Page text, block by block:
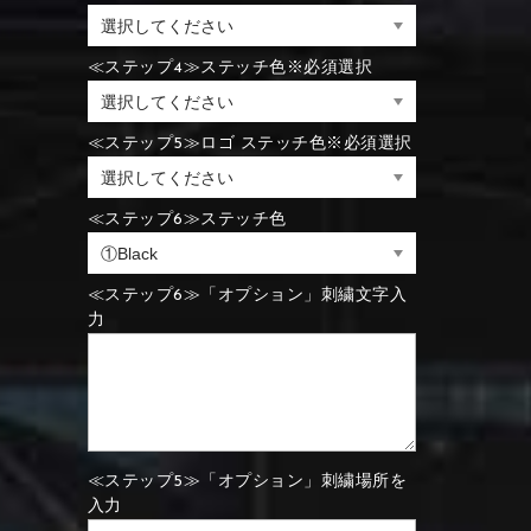
⑮Wine red ⑯Carbon
⑪Black
⑮Wine red ⑯Carbon
⑪Black ⑫Ivory
⑪Blue ⑫Aqua blue
⑮Rose pink ⑯White
⑪Blue ⑫Aqua blue
⑮Rose pink ⑯White
≪ステップ4≫ステッチ色※必須選択
≪ステップ5≫ロゴ ステッチ色※必須選択
≪ステップ6≫ステッチ色
≪ステップ6≫「オプション」刺繍文字入
力
≪ステップ5≫「オプション」刺繍場所を
入力